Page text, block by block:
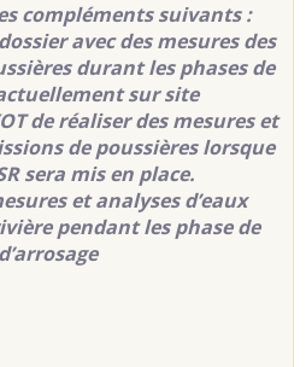
compléments suivants :
avec des mesures des
durant les phases de
sur site
de réaliser des mesures et
de poussières lorsque
sera mis en place.
et analyses d’eaux
pendant les phase de